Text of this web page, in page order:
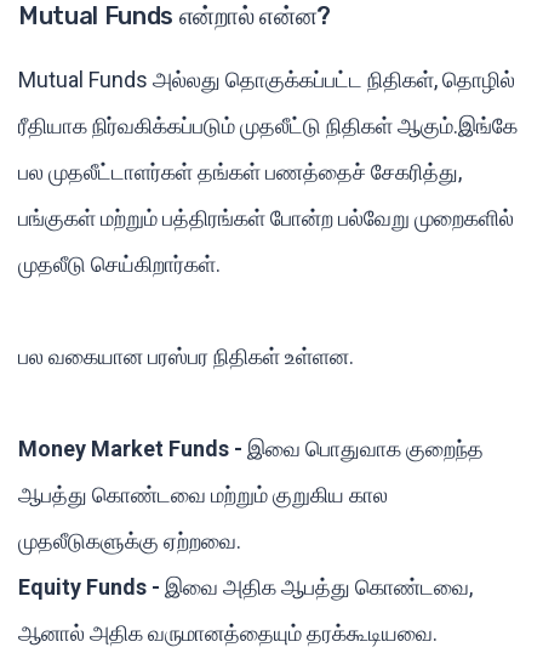
Mutual Funds என்றால் என்ன?
Mutual Funds அல்லது தொகுக்கப்பட்ட நிதிகள், தொழில்
ரீதியாக நிர்வகிக்கப்படும் முதலீட்டு நிதிகள் ஆகும்.இங்கே
பல முதலீட்டாளர்கள் தங்கள் பணத்தைச் சேகரித்து,
பங்குகள் மற்றும் பத்திரங்கள் போன்ற பல்வேறு முறைகளில்
முதலீடு செய்கிறார்கள்.
பல வகையான பரஸ்பர நிதிகள் உள்ளன.
Money Market Funds - இவை பொதுவாக குறைந்த
ஆபத்து கொண்டவை மற்றும் குறுகிய கால
முதலீடுகளுக்கு ஏற்றவை.
Equity Funds - இவை அதிக ஆபத்து கொண்டவை,
ஆனால் அதிக வருமானத்தையும் தரக்கூடியவை.